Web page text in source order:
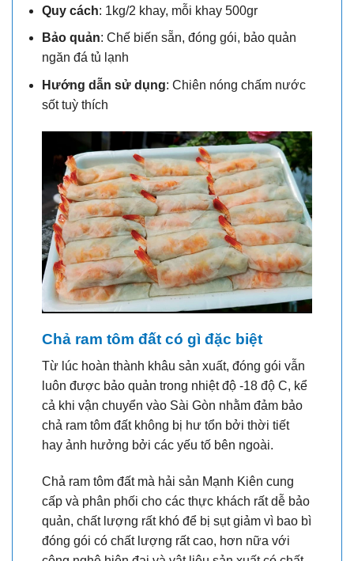
Quy cách: 1kg/2 khay, mỗi khay 500gr
Bảo quản: Chế biến sẵn, đóng gói, bảo quản
ngăn đá tủ lạnh
Hướng dẫn sử dụng: Chiên nóng chấm nước
sốt tuỳ thích
Chả ram tôm đất có gì đặc biệt
Từ lúc hoàn thành khâu sản xuất, đóng gói vẫn
luôn được bảo quản trong nhiệt độ -18 độ C, kể
cả khi vận chuyển vào Sài Gòn nhằm đảm bảo
chả ram tôm đất không bị hư tổn bởi thời tiết
hay ảnh hưởng bởi các yếu tố bên ngoài.
Chả ram tôm đất mà hải sản Mạnh Kiên cung
cấp và phân phối cho các thực khách rất dễ bảo
quản, chất lượng rất khó để bị sụt giảm vì bao bì
đóng gói có chất lượng rất cao, hơn nữa với